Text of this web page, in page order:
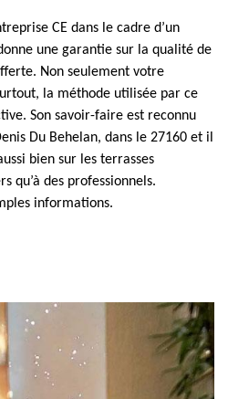
CE dans le cadre d’un
une garantie sur la qualité de
Non seulement votre
la méthode utilisée par ce
Son savoir-faire est reconnu
Du Behelan, dans le 27160 et il
bien sur les terrasses
qu’à des professionnels.
informations.